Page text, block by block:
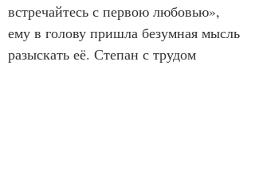
встречайтесь с первою любовью»,
ему в голову пришла безумная мысль
разыскать её. Степан с трудом